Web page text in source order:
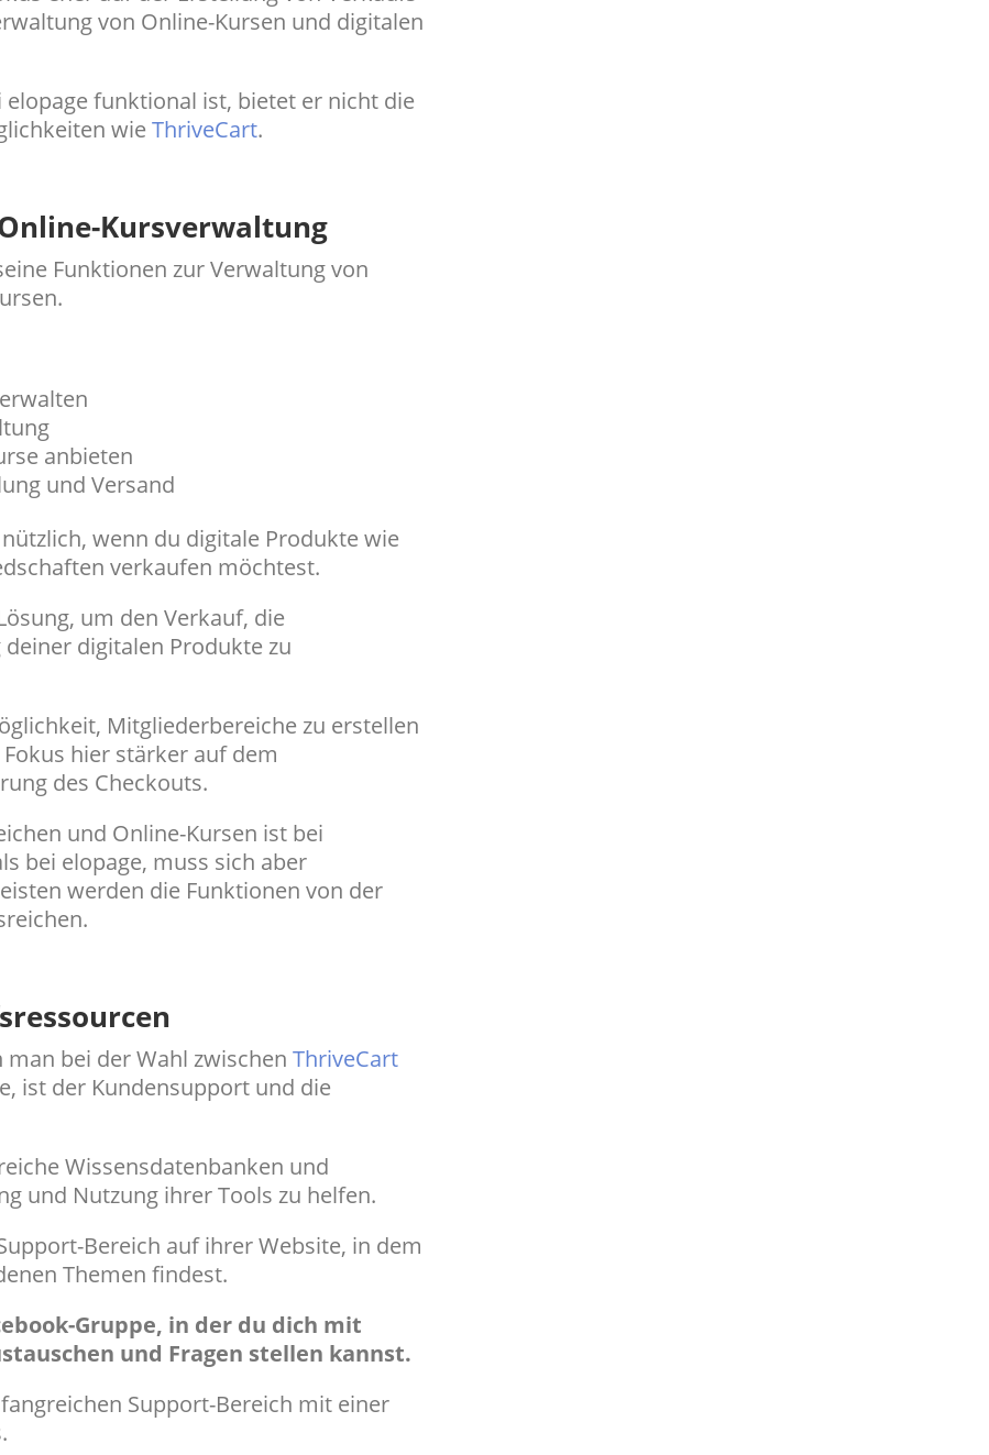
von Online-Kursen und digitalen
funktional ist, bietet er nicht die
wieThriveCart.
Kursverwaltung
Funktionen zur Verwaltung von
anbieten
und Versand
wenn du digitale Produkte wie
verkaufen möchtest.
um den Verkauf, die
digitalen Produkte zu
Mitgliederbereiche zu erstellen
hier stärker auf dem
des Checkouts.
und Online-Kursen ist bei
bei elopage, muss sich aber
werden die Funktionen von der
man bei der Wahl zwischenThriveCart
ist der Kundensupport und die
Wissensdatenbanken und
und Nutzung ihrer Tools zu helfen.
Bereich auf ihrer Website, in dem
Themen findest.
Gruppe, in der du dich mit
und Fragen stellen kannst.
Support-Bereich mit einer